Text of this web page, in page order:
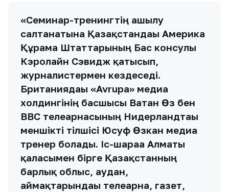
«Семинар-тренингтің ашылу
салтанатына Қазақстандағы Америка
Құрама Штаттарының Бас консулы
Кэролайн Сэвидж қатысып,
журналистермен кездеседі.
Британиядағы «Avrupa» медиа
холдингінің басшысы Ватан Өз бен
ВВС телеарнасының Нидерландтағы
меншікті тілшісі Юсуф Өзкан медиа
тренер болады. Іс-шараға Алматы
қаласымен бірге Қазақстанның
барлық облыс, аудан,
аймақтарындағы телеарна, газет,